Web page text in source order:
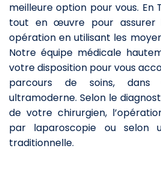
meilleure option pour vous. En
tout en œuvre pour assurer
opération en utilisant les
Notre équipe médicale
votre disposition pour vous
parcours de soins, dans
ultramoderne. Selon le
de votre chirurgien,
par laparoscopie ou selon
traditionnelle.